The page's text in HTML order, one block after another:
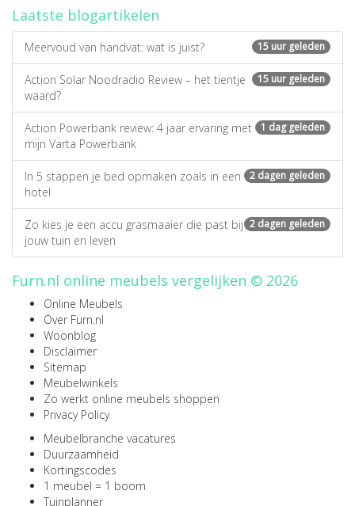
Laatste blogartikelen
15 uur geleden
Meervoud van handvat: wat is juist?
15 uur geleden
Action Solar Noodradio Review – het tientje
waard?
1 dag geleden
Action Powerbank review: 4 jaar ervaring met
mijn Varta Powerbank
2 dagen geleden
In 5 stappen je bed opmaken zoals in een
hotel
2 dagen geleden
Zo kies je een accu grasmaaier die past bij
jouw tuin en leven
Furn.nl online meubels vergelijken © 2026
Online Meubels
Over Furn.nl
Woonblog
Disclaimer
Sitemap
Meubelwinkels
Zo werkt online meubels shoppen
Privacy Policy
Meubelbranche vacatures
Duurzaamheid
Kortingscodes
1 meubel = 1 boom
Tuinplanner